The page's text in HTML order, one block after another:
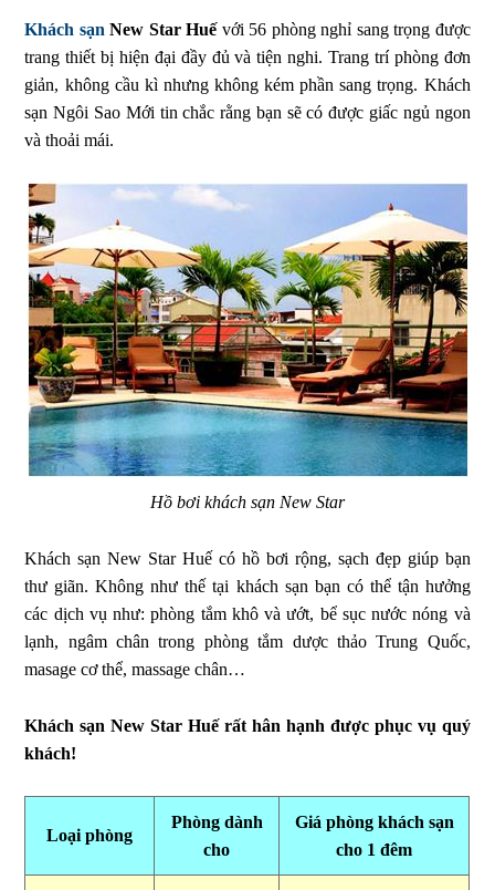
Khách sạn New Star Huếvới 56 phòng nghỉ sang trọng được
trang thiết bị hiện đại đầy đủ và tiện nghi. Trang trí phòng đơn
giản, không cầu kì nhưng không kém phần sang trọng. Khách
sạn Ngôi Sao Mới tin chắc rằng bạn sẽ có được giấc ngủ ngon
và thoải mái.
Hồ bơi khách sạn New Star
Khách sạn New Star Huế có hồ bơi rộng, sạch đẹp giúp bạn
thư giãn. Không như thế tại khách sạn bạn có thể tận hưởng
các dịch vụ như: phòng tắm khô và ướt, bể sục nước nóng và
lạnh, ngâm chân trong phòng tắm dược thảo Trung Quốc,
masage cơ thể, massage chân…
Khách sạn New Star Huế rất hân hạnh được phục vụ quý
khách!
Loại phòng
Phòng dành
cho
Giá phòng khách sạn
cho 1 đêm